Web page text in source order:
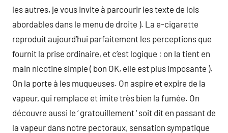
les autres, je vous invite à parcourir les texte de lois
abordables dans le menu de droite ). La e-cigarette
reproduit aujourd’hui parfaitement les perceptions que
fournit la prise ordinaire, et c’est logique : on la tient en
main nicotine simple ( bon OK, elle est plus imposante ).
On la porte à les muqueuses. On aspire et expire de la
vapeur, qui remplace et imite très bien la fumée. On
découvre aussi le ‘ gratouillement ‘ soit dit en passant de
la vapeur dans notre pectoraux, sensation sympatique